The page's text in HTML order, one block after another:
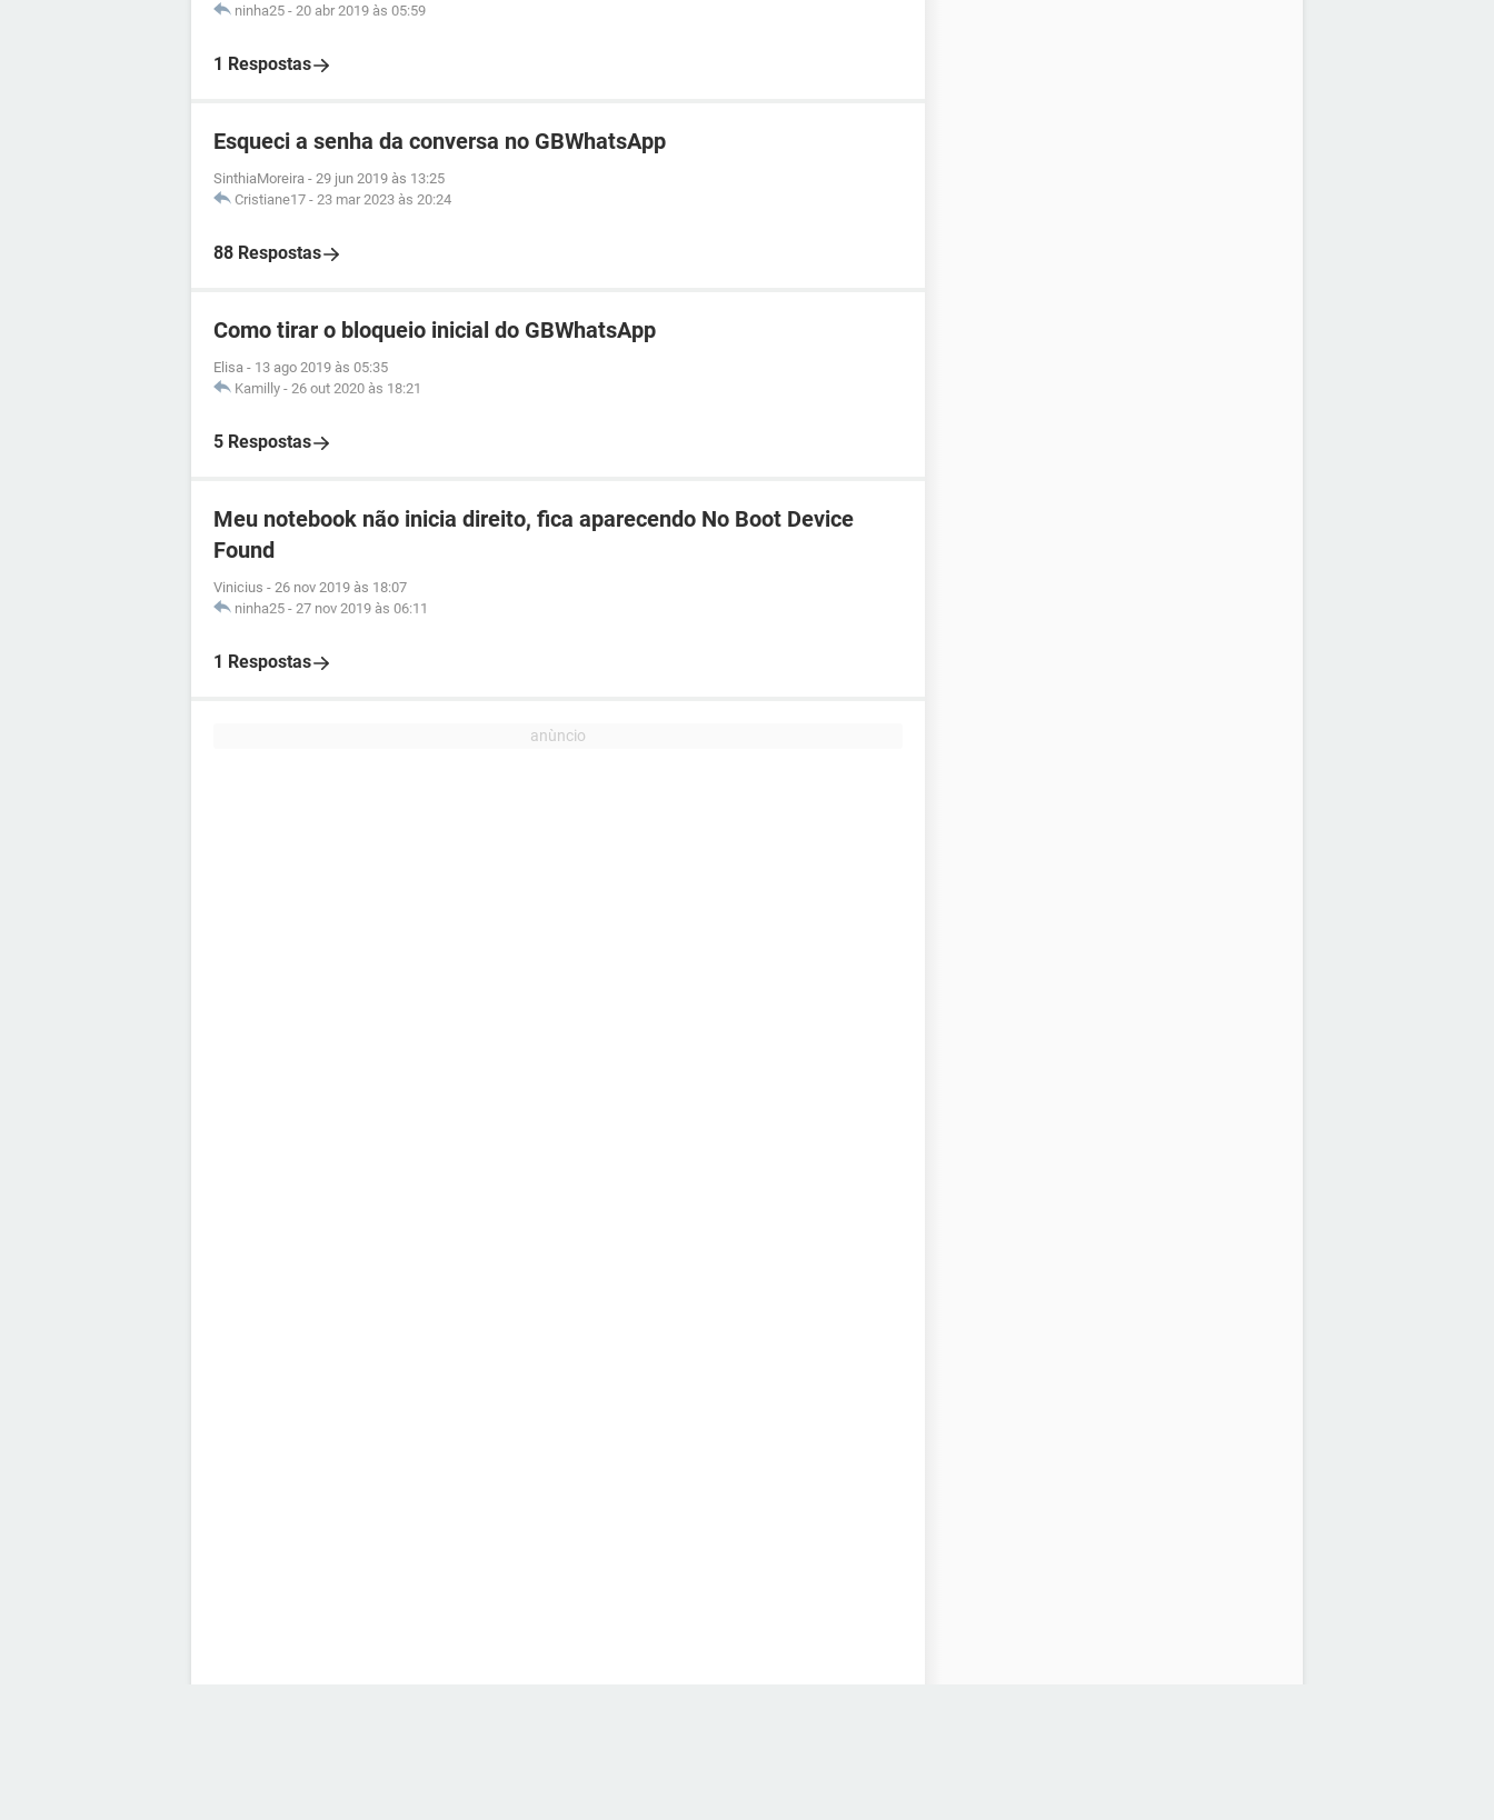
ninha25 - 20 abr 2019 às 05:59
1 Respostas
Esqueci a senha da conversa no GBWhatsApp
SinthiaMoreira - 29 jun 2019 às 13:25
Cristiane17 - 23 mar 2023 às 20:24
88 Respostas
Como tirar o bloqueio inicial do GBWhatsApp
Elisa - 13 ago 2019 às 05:35
Kamilly - 26 out 2020 às 18:21
5 Respostas
Meu notebook não inicia direito, fica aparecendo No Boot Device
Found
Vinicius - 26 nov 2019 às 18:07
ninha25 - 27 nov 2019 às 06:11
1 Respostas